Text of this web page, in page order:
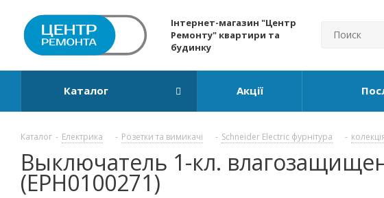
Інтернет-магазин "Центр
Ремонту" квартири та
будинку
Каталог Акції
Каталог - Електрика - Розетки та вимикачі - Schneider Electric фурнітура -
Выключатель 1-кл.
(EPH0100271)